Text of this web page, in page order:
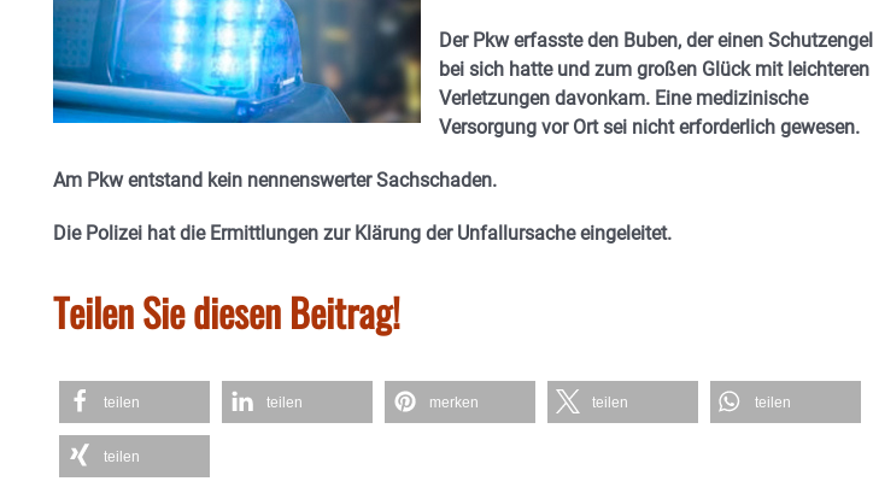
Der Pkw erfasste den Buben, der einen Schutzengel
bei sich hatte und zum großen Glück mit leichteren
Verletzungen davonkam. Eine medizinische
Versorgung vor Ort sei nicht erforderlich gewesen.
Am Pkw entstand kein nennenswerter Sachschaden.
Die Polizei hat die Ermittlungen zur Klärung der Unfallursache eingeleitet.
Teilen Sie diesen Beitrag!
teilen teilen merken teilen teilen
teilen